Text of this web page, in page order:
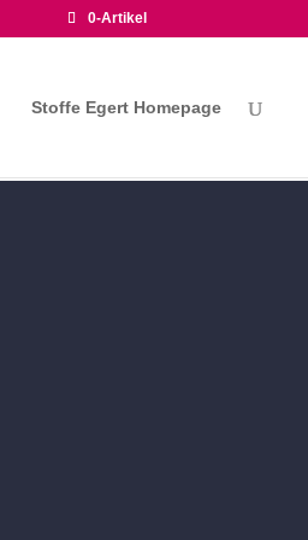
0-Artikel
Stoffe Egert Homepage